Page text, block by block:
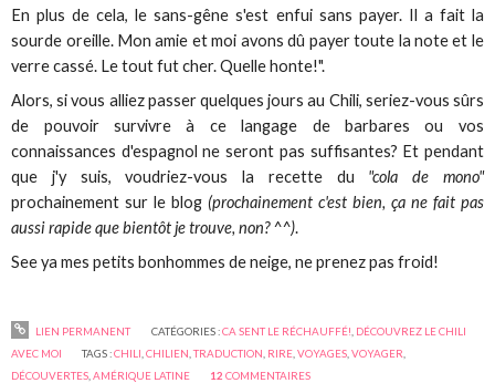
En plus de cela, le sans-gêne s'est enfui sans payer. Il a fait la
sourde oreille. Mon amie et moi avons dû payer toute la note et le
verre cassé. Le tout fut cher. Quelle honte!".
Alors, si vous alliez passer quelques jours au Chili, seriez-vous sûrs
de pouvoir survivre à ce langage de barbares ou vos
connaissances d'espagnol ne seront pas suffisantes? Et pendant
que j'y suis, voudriez-vous la recette du "cola de mono"
prochainement sur le blog (prochainement c'est bien, ça ne fait pas
aussi rapide que bientôt je trouve, non? ^^).
See ya mes petits bonhommes de neige, ne prenez pas froid!
LIEN PERMANENT CATÉGORIES :CA SENT LE RÉCHAUFFÉ! DÉCOUVREZ LE CHILI
AVEC MOI
TAGS :CHILI ,CHILIEN ,TRADUCTION RIRE ,VOYAGES ,VOYAGER
DÉCOUVERTES ,AMÉRIQUE LATINE 12 COMMENTAIRES